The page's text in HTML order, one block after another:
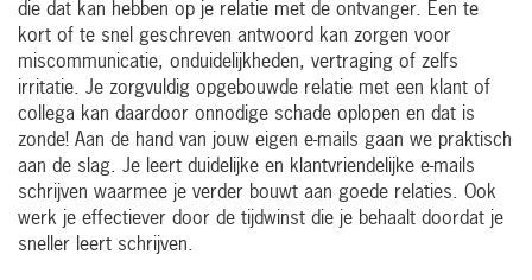
die dat kan hebben op je relatie met de ontvanger. Een te
kort of te snel geschreven antwoord kan zorgen voor
miscommunicatie, onduidelijkheden, vertraging of zelfs
irritatie. Je zorgvuldig opgebouwde relatie met een klant of
collega kan daardoor onnodige schade oplopen en dat is
zonde! Aan de hand van jouw eigen e-mails gaan we praktisch
aan de slag. Je leert duidelijke en klantvriendelijke e-mails
schrijven waarmee je verder bouwt aan goede relaties. Ook
werk je effectiever door de tijdwinst die je behaalt doordat je
sneller leert schrijven.